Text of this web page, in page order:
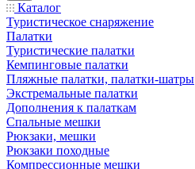
Каталог
Туристическое снаряжение
Палатки
Туристические палатки
Кемпинговые палатки
Пляжные палатки, палатки-шатры
Экстремальные палатки
Дополнения к палаткам
Спальные мешки
Рюкзаки, мешки
Рюкзаки походные
Компрессионные мешки